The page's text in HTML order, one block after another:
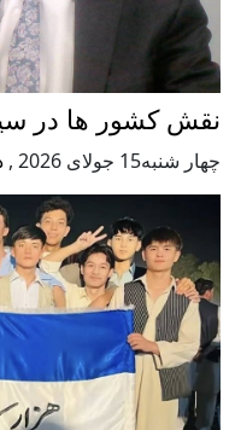
نقش کشور ها در
چهار شنبه15 جولای 2026 ,